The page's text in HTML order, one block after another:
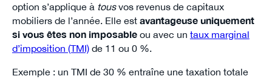
option s’applique à tousvos revenus de capitaux
mobiliers de l’année. Elle est avantageuse uniquement
si vous êtes non imposableou avec un taux marginal
d’imposition (TMI)de 11 ou 0 %.
Exemple : un TMI de 30 % entraîne une taxation totale